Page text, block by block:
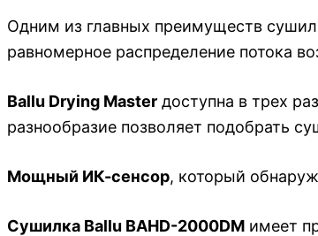
Одним из главных преимуществ
равномерное распределение потока
Ballu Drying Master доступна в трех
разнообразие позволяет подобрать
Мощный ИК-сенсор, который
Сушилка Ballu BAHD-2000DM имеет